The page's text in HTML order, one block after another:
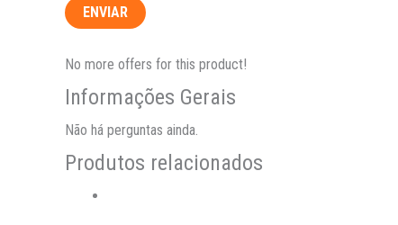
No more offers for this product!
Informações Gerais
Não há perguntas ainda.
Produtos relacionados